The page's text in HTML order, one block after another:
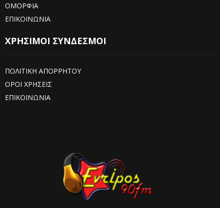
ΟΜΟΡΦΙΑ
ΕΠΙΚΟΙΝΩΝΙΑ
ΧΡΗΣΙΜΟΙ ΣΥΝΔΕΣΜΟΙ
ΠΟΛΙΤΙΚΗ ΑΠΟΡΡΗΤΟΥ
ΟΡΟΙ ΧΡΗΣΕΙΣ
ΕΠΙΚΟΙΝΩΝΙΑ